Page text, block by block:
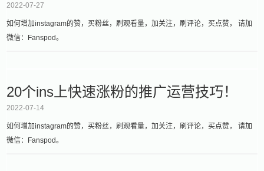
2022-07-27
如何增加instagram的赞，买粉丝，刷观看量，加关注，刷评论，买点赞， 请加
微信：Fanspod。
20个ins上快速涨粉的推广运营技巧！
2022-07-14
如何增加instagram的赞，买粉丝，刷观看量，加关注，刷评论，买点赞， 请加
微信：Fanspod。